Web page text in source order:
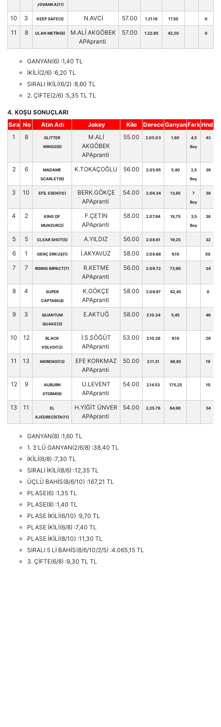
JOVANKA(11)
10 3 KEEP SAFE(3) N.AVCİ 57.00 1.21.18 17,50 0
11 8 ULAN METİN(8)
M.ALİ AKGÖBEK
APApranti
57.00 1.22.85 42,20 0
GANYAN(6) :1,40 TL
İKİLİ(2/6) :6,20 TL
SIRALI İKİLİ(6/2) :8,60 TL
2. ÇİFTE(2/6) :5,35 TL TL
4. KOŞU SONUÇLARI
Sıra No Atın Adı Jokey Kilo DereceGanyanFarkHnd.
1
8
GLITTER
WINGS(8)
M.ALİ
AKGÖBEK
APApranti
55.00 2.05.03 1,60
4,5
Boy
43
2 6
MADAME
SCARLET(6)
K.TOKAÇOĞLU 56.00 2.05.95 5,40
2,5
Boy
39
3 10 EFİL ESEN(10)
BERK.GÖKÇE
APApranti
54.00 2.06.34 13,85
7
Boy
38
4 2
KING OF
MUNZUR(2)
F.ÇETİN
APApranti
58.00 2.07.84 18,75
3,5
Boy
36
5 5 CLEAR SHOT(5) A.YILDIZ 56.00 2.08.61 19,25 32
6 1 GENÇ ERKUŞ(1) İ.AKYAVUZ 58.00 2.08.68 9,10 50
7 7 RISING IMPACT(7)
R.KETME
APApranti
56.00 2.09.72 73,90 34
8 4
SUPER
CAPTAIN(4)
K.GÖKÇE
APApranti
58.00 2.09.97 62,45 0
9 3
QUANTUM
QUAKE(3)
E.AKTUĞ 58.00 2.10.24 5,45 46
10 12
BLACK
VOLVO(12)
İ.S.SÖĞÜT
APApranti
53.00 2.10.28 9,10 26
11 13 MORENO(13)
EFE KORKMAZ
APApranti
50.00 2.11.31 86,85 19
12 9
AUBURN
STORM(9)
U.LEVENT
APApranti
54.00 2.14.53 175,25 10
13 11
EL
AJEDRECİSTA(11)
H.YİĞİT ÜNVER
APApranti
54.00 2.25.76 84,90 34
GANYAN(8) :1,60 TL
1. 3'LÜ GANYAN(2/6/8) :38,40 TL
İKİLİ(6/8) :7,30 TL
SIRALI İKİLİ(8/6) :12,35 TL
ÜÇLÜ BAHİS(8/6/10) :167,21 TL
PLASE(6) :1,35 TL
PLASE(8) :1,40 TL
PLASE İKİLİ(6/10) :9,70 TL
PLASE İKİLİ(6/8) :7,40 TL
PLASE İKİLİ(8/10) :11,30 TL
SIRALI 5 Lİ BAHİS(8/6/10/2/5) :4.065,15 TL
3. ÇİFTE(6/8) :9,30 TL TL